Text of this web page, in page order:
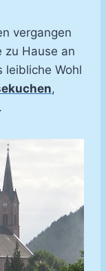
vergangen
zu Hause an
leibliche Wohl
,